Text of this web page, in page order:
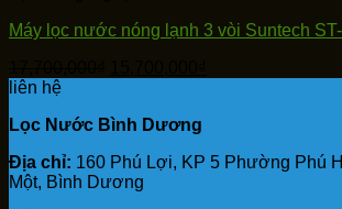
Máy lọc nước nóng lạnh 3 vòi Suntech
17,700,000₫.
liên hệ
Lọc Nước Bình Dương
Địa chỉ: 160 Phú Lợi, KP 5 Phường Phú
Một, Bình Dương